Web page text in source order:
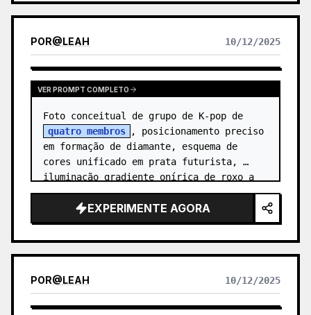
POR@LEAH 10/12/2025
VER PROMPT COMPLETO
quatro membros
, posicionamento preciso
em formação de diamante, esquema de
cores unificado em prata futurista,
iluminação gradiente onírica de roxo a
azul, chão molhado refletind…
EXPERIMENTE AGORA
POR@LEAH 10/12/2025